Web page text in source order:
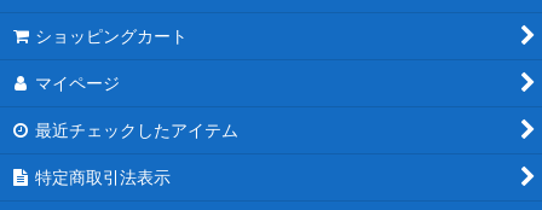
ショッピングカート
マイページ
最近チェックしたアイテム
特定商取引法表示